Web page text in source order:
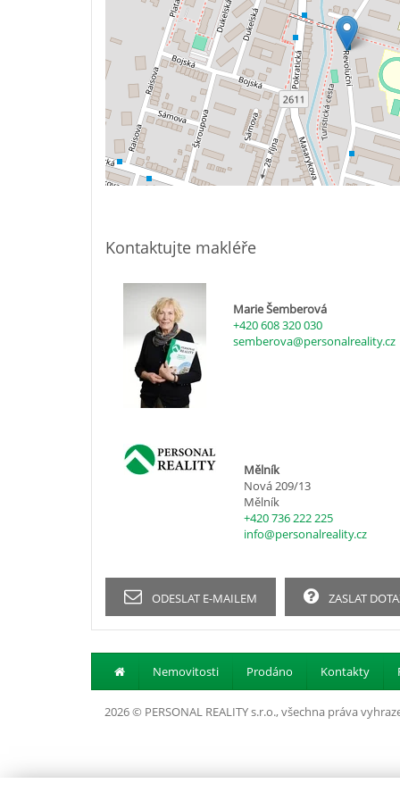
Kontaktujte makléře
Marie Šemberová
+420 608 320 030
semberova@personalreality.cz
Mělník
Nová 209/13
Mělník
+420 736 222 225
info@personalreality.cz
ODESLAT E-MAILEM ZASLAT
Nemovitosti Prodáno Kontakty
2026 © PERSONAL REALITY s.r.o., všechna práva